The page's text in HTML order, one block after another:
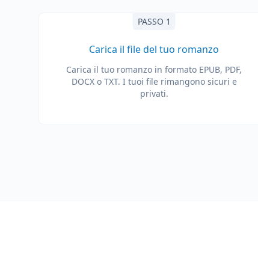
PASSO 1
Carica il file del tuo romanzo
Carica il tuo romanzo in formato EPUB, PDF,
DOCX o TXT. I tuoi file rimangono sicuri e
privati.